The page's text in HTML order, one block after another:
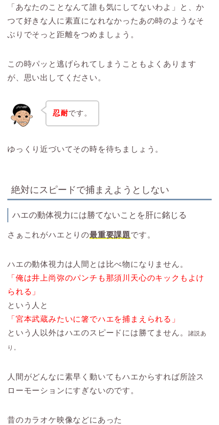
「あなたのことなんて誰も気にしてないわよ」と、か
つて好きな人に素直になれなかったあの時のようなそ
ぶりでそっと距離をつめましょう。
この時パッと逃げられてしまうこともよくあります
が、思い出してください。
忍耐です。
ゆっくり近づいてその時を待ちましょう。
絶対にスピードで捕まえようとしない
ハエの動体視力には勝てないことを肝に銘じる
さぁこれがハエとりの最重要課題です。
ハエの動体視力は人間とは比べ物になりません。
「俺は井上尚弥のパンチも那須川天心のキックもよけ
られる」
という人と
「宮本武蔵みたいに箸でハエを捕まえられる」
という人以外はハエのスピードには勝てません。
諸説あ
り。
人間がどんなに素早く動いてもハエからすれば所詮ス
ローモーションにすぎないのです。
昔のカラオケ映像などにあった